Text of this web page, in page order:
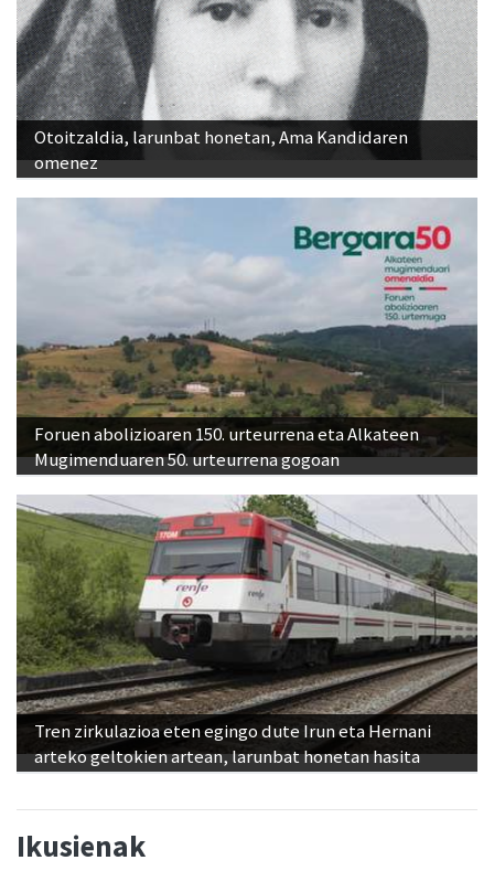
Otoitzaldia, larunbat honetan, Ama Kandidaren
omenez
Foruen abolizioaren 150. urteurrena eta Alkateen
Mugimenduaren 50. urteurrena gogoan
Tren zirkulazioa eten egingo dute Irun eta Hernani
arteko geltokien artean, larunbat honetan hasita
Ikusienak